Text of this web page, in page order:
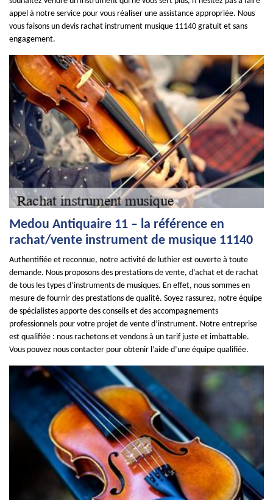
appel à notre service pour vous réaliser une assistance appropriée. Nous
vous faisons un devis rachat instrument musique 11140 gratuit et sans
engagement.
Medou Antiquaire 11 – la référence en
rachat/vente instrument de musique 11140
Authentifiée et reconnue, notre activité de luthier est ouverte à toute
demande. Nous proposons des prestations de vente, d’achat et de rachat
de tous les types d’instruments de musiques. En effet, nous sommes en
mesure de fournir des prestations de qualité. Soyez rassurez, notre équipe
de spécialistes apporte des conseils et des accompagnements
professionnels pour votre projet de vente d’instrument. Notre entreprise
est qualifiée : nous rachetons et vendons à un tarif juste et imbattable.
Vous pouvez nous contacter pour obtenir l’aide d’une équipe qualifiée.